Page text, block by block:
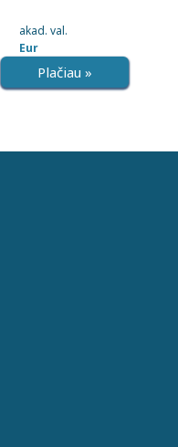
akad. val.
Eur
Plačiau »